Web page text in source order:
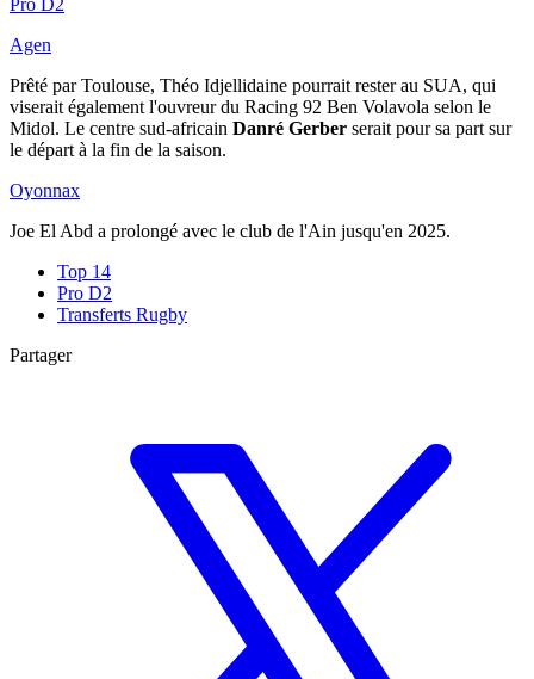
Pro D2
Agen
Prêté par Toulouse, Théo Idjellidaine pourrait rester au SUA, qui
viserait également l'ouvreur du Racing 92 Ben Volavola selon le
Midol. Le centre sud-africain Danré Gerber serait pour sa part sur
le départ à la fin de la saison.
Oyonnax
Joe El Abd a prolongé avec le club de l'Ain jusqu'en 2025.
Top 14
Pro D2
Transferts Rugby
Partager